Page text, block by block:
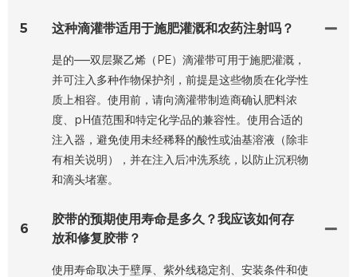
5 这种滴灌带适用于施肥灌溉和农药注射吗？
是的——双层聚乙烯（PE）滴灌带可用于施肥灌溉，
并可注入多种作物保护剂，前提是这些物质在化学性
质上相容。使用前，请向滴灌带制造商确认肥料浓
度、pH值范围和特定化学品的兼容性。使用合适的
注入器，避免使用未经稀释的酸性或油基溶液（除非
有相关说明），并在注入后冲洗系统，以防止沉积物
和滴头堵塞。
6
胶带的预期使用寿命是多久？我应该如何存
放和修复胶带？
使用寿命取决于壁厚、紫外线稳定剂、安装条件和使